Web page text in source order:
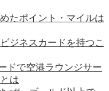
たポイント・マイルは
ジネスカードを持つこ
ドで空港ラウンジサー
は